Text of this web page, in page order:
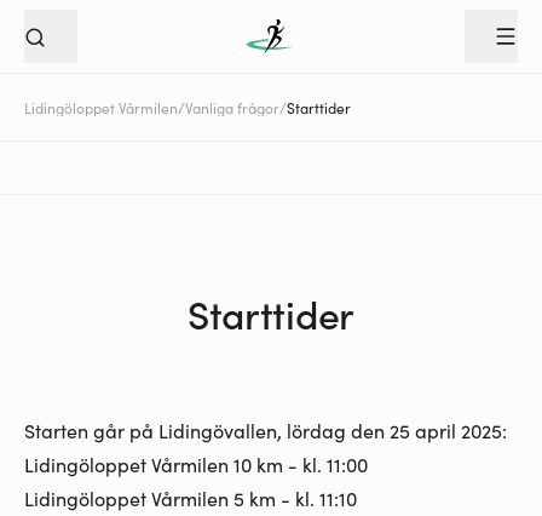
Lidingöloppet Vårmilen/Vanliga frågor/Starttider
Starttider
Starten går på Lidingövallen, lördag den 25 april 2025:
Lidingöloppet Vårmilen 10 km - kl. 11:00
Lidingöloppet Vårmilen 5 km - kl. 11:10